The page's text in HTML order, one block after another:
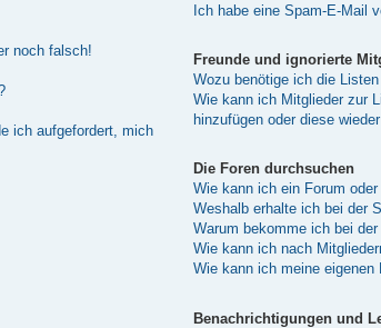
noch falsch!
ich aufgefordert, mich
Ich habe eine Spam-E-Mail
Freunde und ignorierte
Wozu benötige ich die
Wie kann ich Mitglieder zur
hinzufügen oder diese
Die Foren durchsuchen
Wie kann ich ein Forum
Weshalb erhalte ich bei der
Warum bekomme ich bei
Wie kann ich nach
Wie kann ich meine eigenen
Benachrichtigungen und